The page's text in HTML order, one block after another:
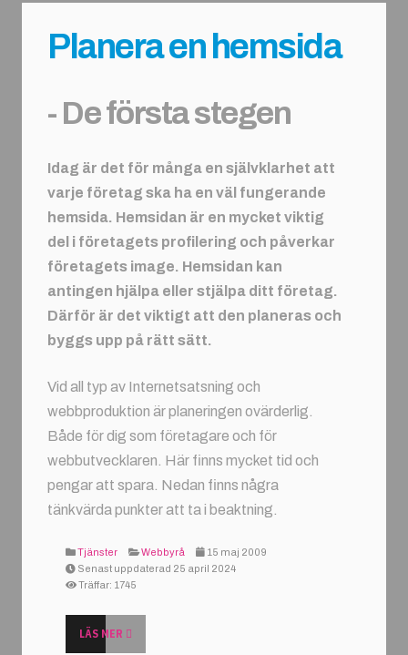
Planera en hemsida
- De första stegen
Idag är det för många en självklarhet att
varje företag ska ha en väl fungerande
hemsida. Hemsidan är en mycket viktig
del i företagets profilering och påverkar
företagets image. Hemsidan kan
antingen hjälpa eller stjälpa ditt företag.
Därför är det viktigt att den planeras och
byggs upp på rätt sätt.
Vid all typ av Internetsatsning och
webbproduktion är planeringen ovärderlig.
Både för dig som företagare och för
webbutvecklaren. Här finns mycket tid och
pengar att spara. Nedan finns några
tänkvärda punkter att ta i beaktning.
Tjänster Webbyrå
15 maj 2009
Senast uppdaterad 25 april 2024
Träffar: 1745
LÄS MER